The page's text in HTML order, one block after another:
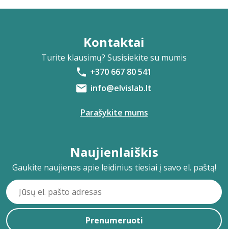
Kontaktai
Turite klausimų? Susisiekite su mumis
+370 667 80 541
info@elvislab.lt
Parašykite mums
Naujienlaiškis
Gaukite naujienas apie leidinius tiesiai į savo el. paštą!
Prenumeruoti